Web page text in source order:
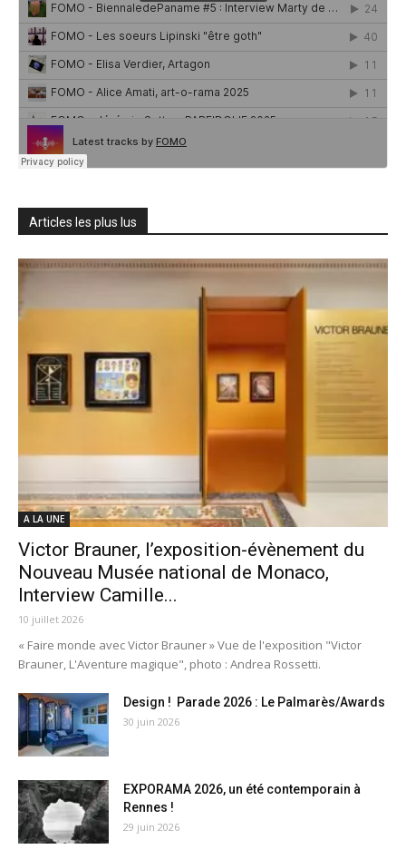
Articles les plus lus
A LA UNE
Victor Brauner, l’exposition-évènement du
Nouveau Musée national de Monaco,
Interview Camille...
10 juillet 2026
« Faire monde avec Victor Brauner » Vue de l'exposition "Victor
Brauner, L'Aventure magique", photo : Andrea Rossetti.
Design ! Parade 2026 : Le Palmarès/Awards
30 juin 2026
EXPORAMA 2026, un été contemporain à
Rennes !
29 juin 2026